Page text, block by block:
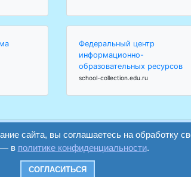
Федеральный центр
информационно-
образовательных ресурсов
school-collection.edu.ru
сайта, вы соглашаетесь на обработку
— в политике конфиденциальности.
СОГЛАСИТЬСЯ